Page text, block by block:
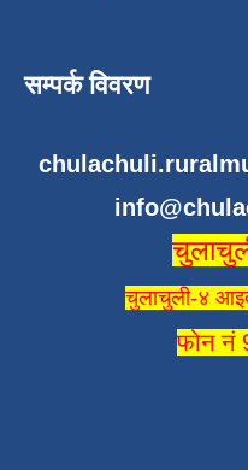
सम्पर्क विवरण
चुलाचुली-४
फोन नं